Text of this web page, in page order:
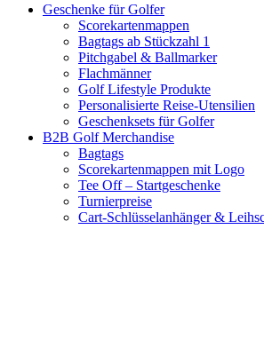
Geschenke für Golfer
Scorekartenmappen
Bagtags ab Stückzahl 1
Pitchgabel & Ballmarker
Flachmänner
Golf Lifestyle Produkte
Personalisierte Reise-Utensilien
Geschenksets für Golfer
B2B Golf Merchandise
Bagtags
Scorekartenmappen mit Logo
Tee Off – Startgeschenke
Turnierpreise
Cart-Schlüsselanhänger &